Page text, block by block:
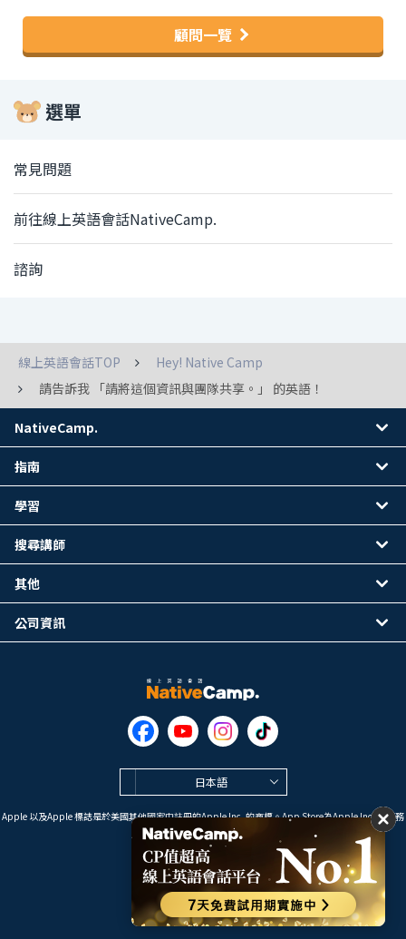
顧問一覽
選單
常見問題
前往線上英語會話NativeCamp.
諮詢
線上英語會話TOP
Hey! Native Camp
請告訴我 「請將這個資訊與團隊共享。」 的英語！
日本語
Apple 以及Apple 標誌是於美國其他國家中註冊的Apple Inc. 的商標。App Store為Apple Inc. 的服務
標誌。
Google Play是 Google LLC 的商標。
Copyright © 2026 線上英語會話
NativeCamp. All Rights Reserved.
NativeCamp.
指南
學習
搜尋講師
其他
公司資訊